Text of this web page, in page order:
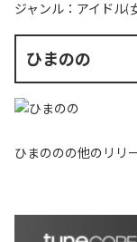
ジャンル： アイドル(
ひまのの
ひまののの他のリリ